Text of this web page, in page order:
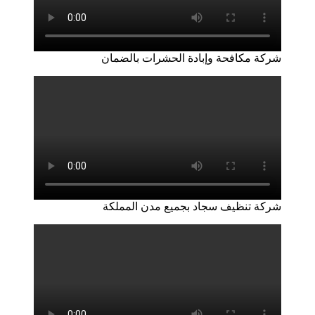
شركة مكافحة وإبادة الحشرات بالضمان
شركة تنظيف سجاد بجميع مدن المملكة